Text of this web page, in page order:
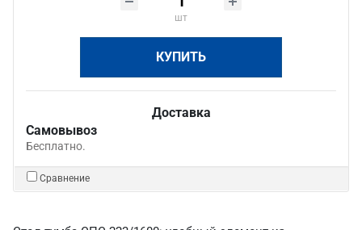
шт
КУПИТЬ
Доставка
Самовывоз
Бесплатно.
Сравнение